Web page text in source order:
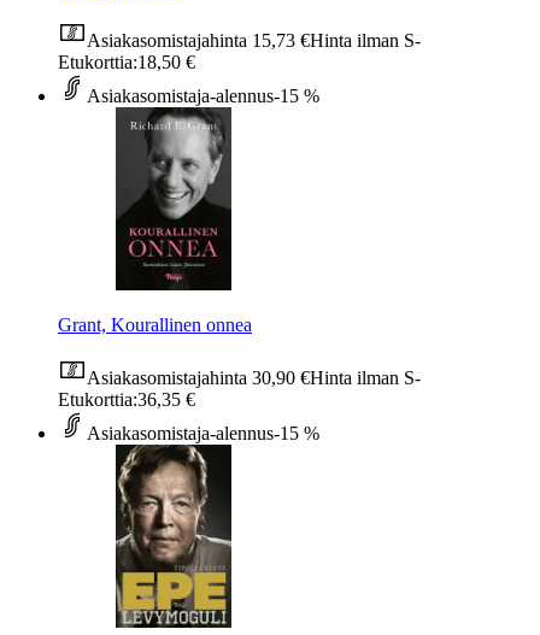
Asiakasomistajahinta 15,73 €Hinta ilman S-
Etukorttia:18,50 €
Asiakasomistaja-alennus-15 %
Grant, Kourallinen onnea
Asiakasomistajahinta 30,90 €Hinta ilman S-
Etukorttia:36,35 €
Asiakasomistaja-alennus-15 %